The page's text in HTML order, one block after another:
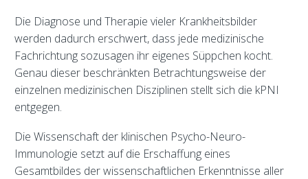
Die Diagnose und Therapie vieler Krankheitsbilder
werden dadurch erschwert, dass jede medizinische
Fachrichtung sozusagen ihr eigenes Süppchen kocht.
Genau dieser beschränkten Betrachtungsweise der
einzelnen medizinischen Disziplinen stellt sich die kPNI
entgegen.
Die Wissenschaft der klinischen Psycho-Neuro-
Immunologie setzt auf die Erschaffung eines
Gesamtbildes der wissenschaftlichen Erkenntnisse aller